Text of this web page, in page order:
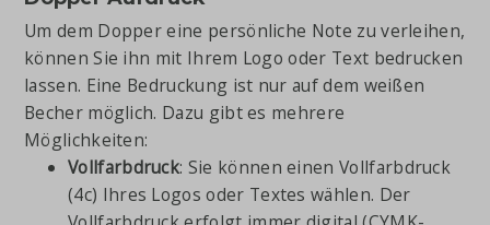
Um dem Dopper eine persönliche Note zu verleihen,
können Sie ihn mit Ihrem Logo oder Text bedrucken
lassen. Eine Bedruckung ist nur auf dem weißen
Becher möglich. Dazu gibt es mehrere
Möglichkeiten:
Vollfarbdruck: Sie können einen Vollfarbdruck
(4c) Ihres Logos oder Textes wählen. Der